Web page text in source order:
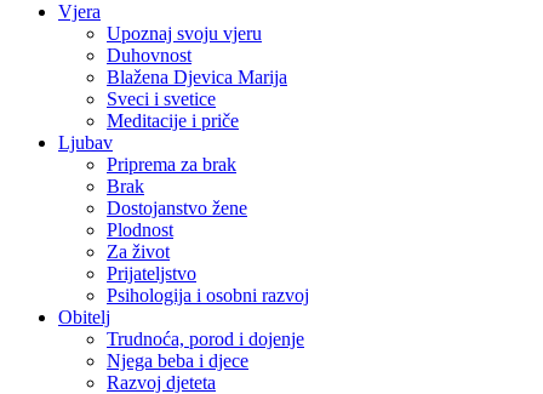
Vjera
Upoznaj svoju vjeru
Duhovnost
Blažena Djevica Marija
Sveci i svetice
Meditacije i priče
Ljubav
Priprema za brak
Brak
Dostojanstvo žene
Plodnost
Za život
Prijateljstvo
Psihologija i osobni razvoj
Obitelj
Trudnoća, porod i dojenje
Njega beba i djece
Razvoj djeteta